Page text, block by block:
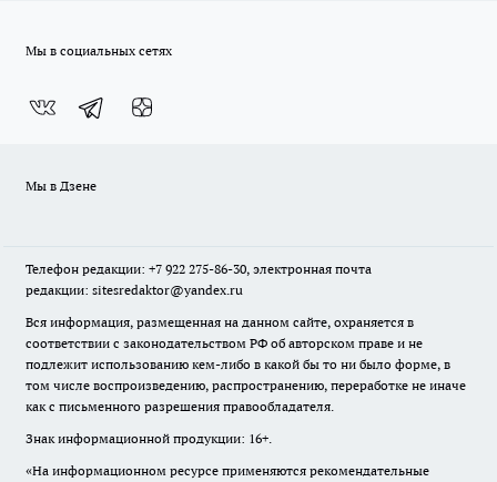
Мы в социальных сетях
Мы в Дзене
Телефон редакции: +7 922 275-86-30, электронная почта
редакции: sitesredaktor@yandex.ru
Вся информация, размещенная на данном сайте, охраняется в
соответствии с законодательством РФ об авторском праве и не
подлежит использованию кем-либо в какой бы то ни было форме, в
том числе воспроизведению, распространению, переработке не иначе
как с письменного разрешения правообладателя.
Знак информационной продукции: 16+.
«На информационном ресурсе применяются рекомендательные